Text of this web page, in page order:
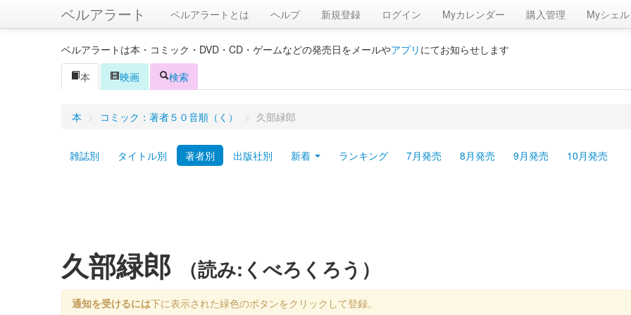
ベルアラート ベルアラートとは ヘルプ 新規登録 ログイン Myカレンダー 購入管理 Myシェル
ベルアラートは本・コミック・DVD・CD・ゲームなどの発売日をメールやアプリ にてお知らせします
本
映画 検索
本 > コミック：著者５０音順（く） > 久部緑郎
雑誌別 タイトル別 著者別 出版社別 新着 ランキング 7月発売 8月発売 9月発売 10月発売
久部緑郎 （読み:くべろくろう）
通知を受けるには下に表示された緑色のボタンをクリックして登録。